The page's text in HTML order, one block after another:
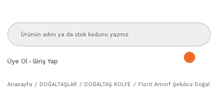
Üye Ol - Giriş Yap
Anasayfa DOĞALTAŞLAR DOĞALTAŞ KOLYE Florit Amorf Şekilsiz Doğal